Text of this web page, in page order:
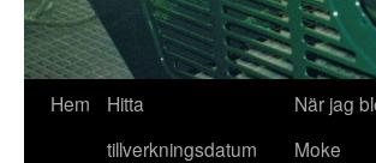
Hem
Hitta
tillverkningsdatum
När jag
Moke